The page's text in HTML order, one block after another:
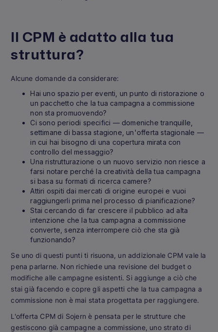
Il CPM è adatto alla tua
struttura?
Alcune domande da considerare:
Hai uno spazio per eventi, un punto di ristorazione o
un pacchetto che la tua campagna a commissione
non sta promuovendo?
Ci sono periodi specifici — domeniche tranquille,
settimane di bassa stagione, un'offerta stagionale —
in cui hai bisogno di una copertura mirata con
controllo del messaggio?
Una ristrutturazione o un nuovo servizio non riesce a
farsi notare perché la creatività della tua campagna
si basa su formati di ricerca camere?
Attiri ospiti dai mercati di origine europei e vuoi
raggiungerli prima nel processo di pianificazione?
Stai cercando di far crescere il pubblico ad alta
intenzione che la tua campagna a commissione
converte, senza interrompere ciò che sta già
funzionando?
Se uno di questi punti ti risuona, un addizionale CPM vale la
pena parlarne. Non richiede una revisione del budget o
modifiche alle campagne esistenti. Si aggiunge a ciò che
stai già facendo e copre gli aspetti che la tua campagna a
commissione non è mai stata progettata per raggiungere.
L'offerta CPM di Sojern è pensata per le strutture che
gestiscono già campagne a commissione, uno strato di